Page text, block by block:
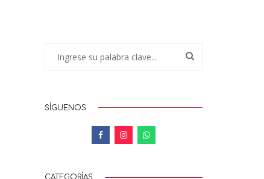
SÍGUENOS